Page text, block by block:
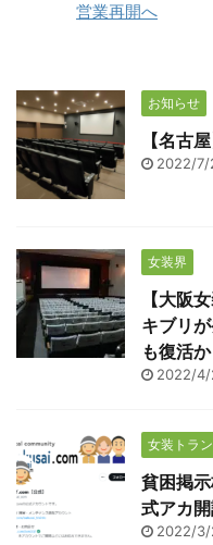
営業再開へ
お知らせ
【名古
2022/7/
女装界
【大阪
キブリ
も復活か
2022/4/
女装トラ
貧困掲
式アカ
2022/